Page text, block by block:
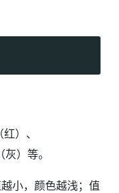
）、
）等。
小，颜色越浅；值